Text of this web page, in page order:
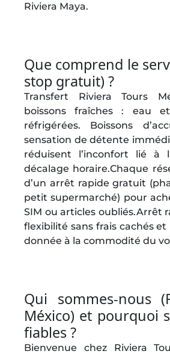
Riviera Maya.
Que comprend le
stop gratuit) ?
Transfert Riviera Tours
boissons fraîches : eau
réfrigérées. Boissons
sensation de détente
réduisent l’inconfort lié à
décalage horaire.Chaque
d’un arrêt rapide gratuit
petit supermarché) pour
SIM ou articles oubliés.Arrêt
flexibilité sans frais cachés
donnée à la commodité du
Qui sommes-nous
México) et pourquoi
fiables ?
Bienvenue chez Riviera